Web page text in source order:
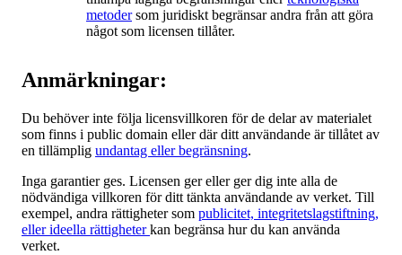
metodersom juridiskt begränsar andra från att göra
något som licensen tillåter.
Anmärkningar:
Du behöver inte följa licensvillkoren för de delar av materialet
som finns i public domain eller där ditt användande är tillåtet av
en tillämplig undantag eller begränsning.
Inga garantier ges. Licensen ger eller ger dig inte alla de
nödvändiga villkoren för ditt tänkta användande av verket. Till
exempel, andra rättigheter som publicitet, integritetslagstiftning,
eller ideella rättigheterkan begränsa hur du kan använda
verket.